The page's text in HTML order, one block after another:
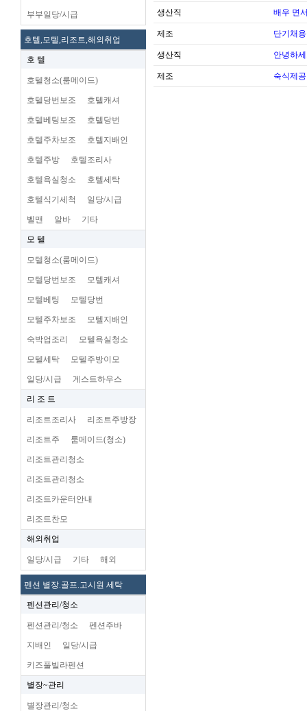
부부일당/시급
호텔,모텔,리조트,해외취업
호 텔
호텔청소(룸메이드)
호텔당번보조 호텔캐셔
호텔베팅보조 호텔당번
호텔주차보조 호텔지배인
호텔주방 호텔조리사
호텔욕실청소 호텔세탁
호텔식기세척 일당/시급
벨맨 알바 기타
모 텔
모텔청소(룸메이드)
모텔당번보조 모텔캐셔
모텔베팅 모텔당번
모텔주차보조 모텔지배인
숙박업조리 모텔욕실청소
모텔세탁 모텔주방이모
일당/시급 게스트하우스
리 조 트
리조트조리사 리조트주방장
리조트주 룸메이드(청소)
리조트관리청소
리조트관리청소
리조트카운터안내
리조트찬모
해외취업
일당/시급 기타 해외
펜션 별장.골프.고시원 세탁
펜션관리/청소
펜션관리/청소 펜션주바
지배인 일당/시급
키즈풀빌라펜션
별장~관리
별장관리/청소
생산직 배우 면
제조 단기채
생산직 안녕하
제조 숙식제